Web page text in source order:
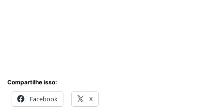
Compartilhe isso:
Facebook X